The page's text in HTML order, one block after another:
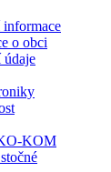
o obci
údaje
KOM